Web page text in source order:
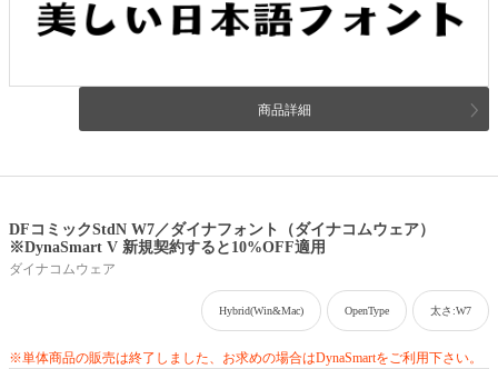
商品詳細
DFコミックStdN W7／ダイナフォント（ダイナコムウェア）
※DynaSmart V 新規契約すると10%OFF適用
ダイナコムウェア
Hybrid(Win&Mac) OpenType 太さ:W7
※単体商品の販売は終了しました、お求めの場合はDynaSmartをご利用下さい。